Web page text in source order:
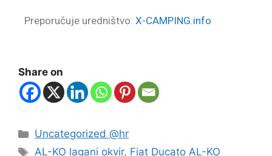
Preporučuje uredništvo: X-CAMPING.info
Share on
Uncategorized @hr
AL-KO lagani okvir, Fiat Ducato AL-KO